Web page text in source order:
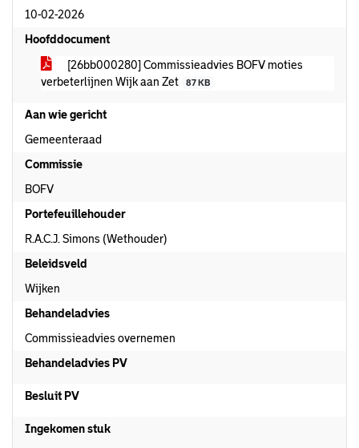
10-02-2026
Hoofddocument
[26bb000280] Commissieadvies BOFV moties
verbeterlijnen Wijk aan Zet
87 KB
Aan wie gericht
Gemeenteraad
Commissie
BOFV
Portefeuillehouder
R.A.C.J. Simons (Wethouder)
Beleidsveld
Wijken
Behandeladvies
Commissieadvies overnemen
Behandeladvies PV
Besluit PV
Ingekomen stuk